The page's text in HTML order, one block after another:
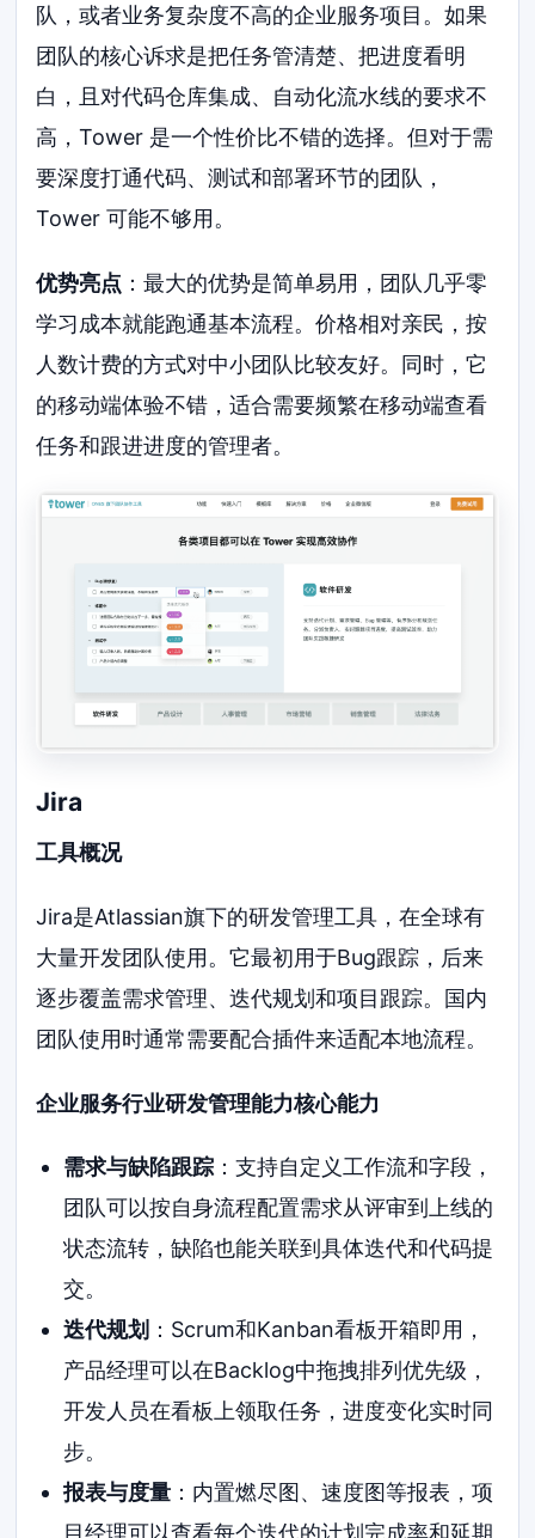
队，或者业务复杂度不高的企业服务项目。如果
团队的核心诉求是把任务管清楚、把进度看明
白，且对代码仓库集成、自动化流水线的要求不
高，Tower 是一个性价比不错的选择。但对于需
要深度打通代码、测试和部署环节的团队，
Tower 可能不够用。
优势亮点 ：最大的优势是简单易用，团队几乎零
学习成本就能跑通基本流程。价格相对亲民，按
人数计费的方式对中小团队比较友好。同时，它
的移动端体验不错，适合需要频繁在移动端查看
任务和跟进进度的管理者。
Jira
工具概况
Jira是Atlassian旗下的研发管理工具，在全球有
大量开发团队使用。它最初用于Bug跟踪，后来
逐步覆盖需求管理、迭代规划和项目跟踪。国内
团队使用时通常需要配合插件来适配本地流程。
企业服务行业研发管理能力核心能力
需求与缺陷跟踪：支持自定义工作流和字段，
团队可以按自身流程配置需求从评审到上线的
状态流转，缺陷也能关联到具体迭代和代码提
交。
迭代规划 ：Scrum和Kanban看板开箱即用，
产品经理可以在Backlog中拖拽排列优先级，
开发人员在看板上领取任务，进度变化实时同
步。
报表与度量：内置燃尽图、速度图等报表，项